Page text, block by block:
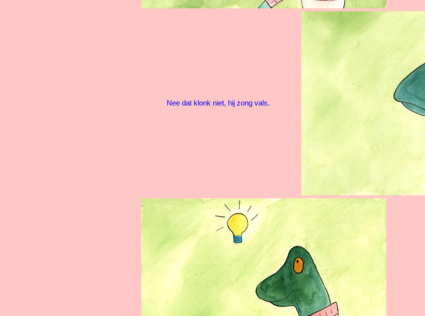
Nee dat klonk niet, hij zong vals.